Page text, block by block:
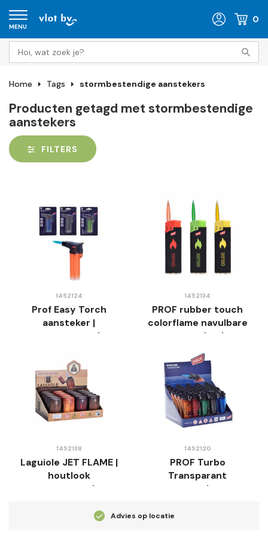
MENU
0
Home Tags stormbestendige aanstekers
Producten getagd met stormbestendige
aanstekers
FILTERS
1452124
Prof Easy Torch
aansteker |
transparant |
1452134
PROF rubber touch
colorflame navulbare
aansteker |
1452138
Laguiole JET FLAME |
houtlook
stormaansteker
1452120
PROF Turbo
Transparant
aansteker
Advies op locatie